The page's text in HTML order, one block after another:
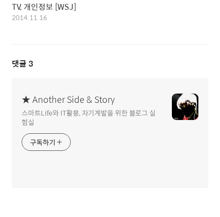
TV, 개인정보 [WSJ]
2014.11.16
댓글 3
★ Another Side & Story
스마트Life와 IT활용, 자기계발을 위한 블로그 실
험실
구독하기